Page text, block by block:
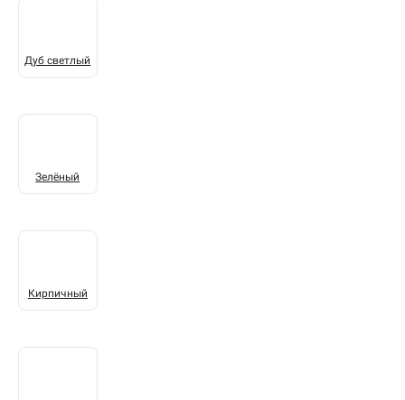
Дуб светлый
Зелёный
Кирпичный